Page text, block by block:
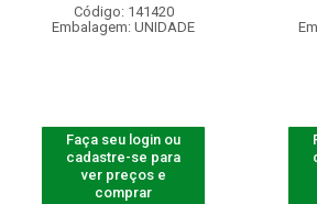
Código: 141420
Embalagem: UNIDADE
Faça seu login ou
cadastre-se para
ver preços e
comprar